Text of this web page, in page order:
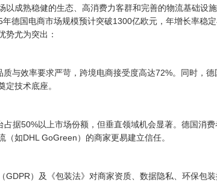
以成熟稳健的生态、高消费力客群和完善的物流基础设
德国电商市场规模预计突破1300亿欧元，年增长率稳
势尤为突出：
与效率要求严苛，跨境电商接受度高达72%。同时，
技术底座。
据50%以上市场份额，但垂直领域机会显著。德国消
如DHL GoGreen）的商家更易建立信任。
GDPR）及《包装法》对商家资质、数据隐私、环保包